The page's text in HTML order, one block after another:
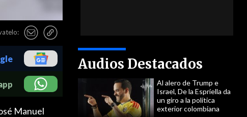
Audios Destacados
Al alero de Trump e
Israel, De la Espriella da
un giro a la política
exterior colombiana
Manuel